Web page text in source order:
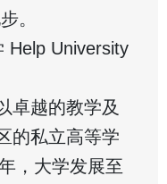
。
University
越的教学及
的私立高等学
，大学发展至